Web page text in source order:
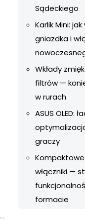
Sądeckiego
Karlik Mini:
gniazdka i
Wkłady
filtrów —
w rurach
ASUS OLED:
graczy
włączniki —
formacie